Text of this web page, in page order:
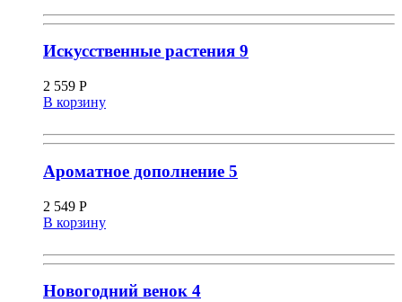
Искусственные растения 9
2 559 Р
В корзину
Ароматное дополнение 5
2 549 Р
В корзину
Новогодний венок 4